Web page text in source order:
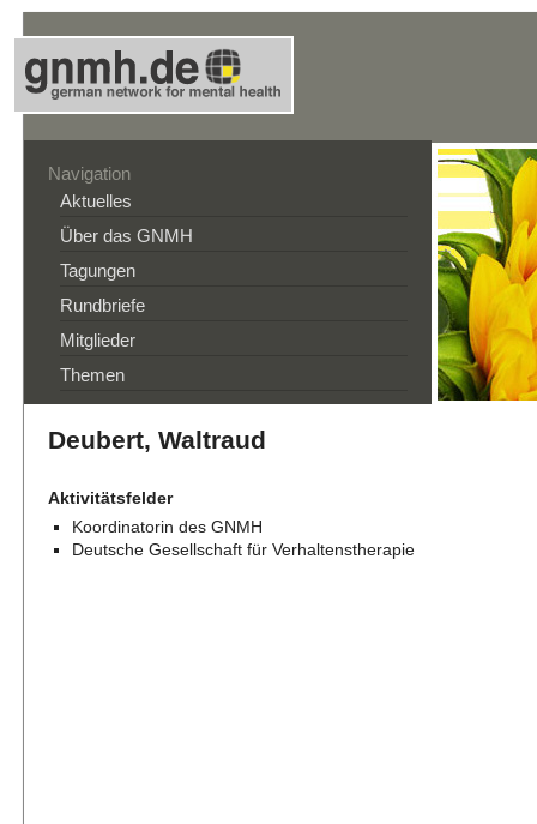
Navigation
Aktuelles
Über das GNMH
Tagungen
Rundbriefe
Mitglieder
Themen
Deubert, Waltraud
Aktivitätsfelder
Koordinatorin des GNMH
Deutsche Gesellschaft für Verhaltenstherapie